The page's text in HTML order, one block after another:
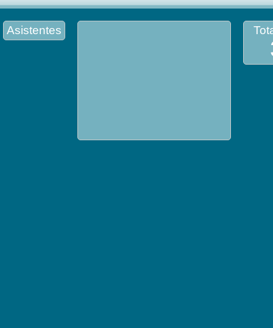
Asistentes